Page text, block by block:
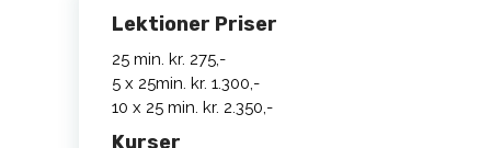
Lektioner Priser
25 min. kr. 275,-
5 x 25min. kr. 1.300,-
10 x 25 min. kr. 2.350,-
Kurser